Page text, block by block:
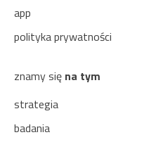
app
polityka prywatności
znamy się na tym
strategia
badania